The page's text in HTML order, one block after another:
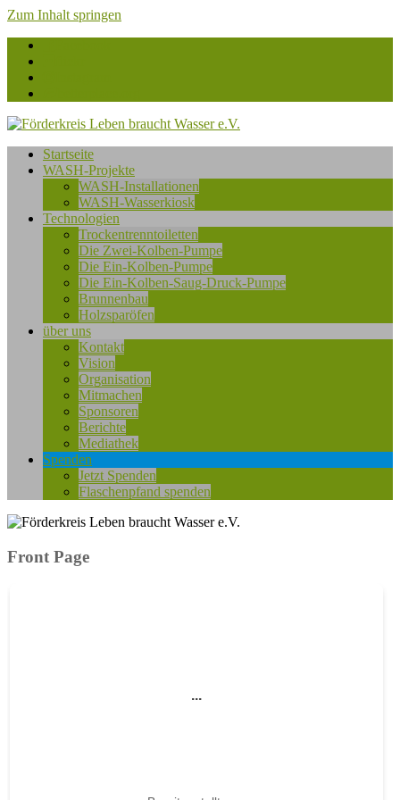
Zum Inhalt springen
Förderkreis
Leben
e.V.
Startseite
WASH-Projekte
WASH-Installationen
WASH-Wasserkiosk
Technologien
Trockentrenntoiletten
Die Zwei-Kolben-Pumpe
Die Ein-Kolben-Pumpe
Die Ein-Kolben-Saug-Druck-Pumpe
Brunnenbau
Holzsparöfen
über uns
Kontakt
Vision
Organisation
Mitmachen
Sponsoren
Berichte
Mediathek
Spenden
Jetzt Spenden
Flaschenpfand spenden
Front Page